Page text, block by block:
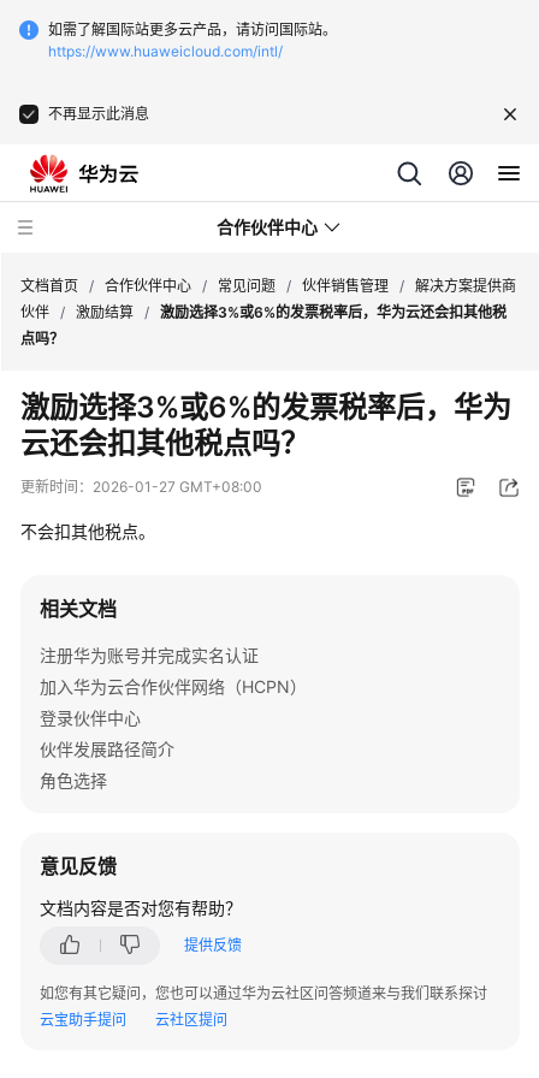
如需了解国际站更多云产品，请访问国际站。
https://www.huaweicloud.com/intl/
不再显示此消息
合作伙伴中心
户
指
南
常
见
览
术
语
缩
解
释
加
文档首页 / 合作伙伴中心 / 常见问题 / 伙伴销售管理 / 解决方案提供商
伙伴 / 激励结算 / 激励选择3%或6%的发票税率后，华为云还会扣其他税
点吗？
激励选择3%或6%的发票税率后，华为
云还会扣其他税点吗？
更新时间： 2026-01-27 GMT+08:00
不会扣其他税点。
相关文档
注册华为账号并完成实名认证
加入华为云合作伙伴网络（HCPN）
登录伙伴中心
伙伴发展路径简介
角色选择
意见反馈
文档内容是否对您有帮助？
提供反馈
如您有其它疑问，您也可以通过华为云社区问答频道来与我们联系探讨
云宝助手提问
云社区提问